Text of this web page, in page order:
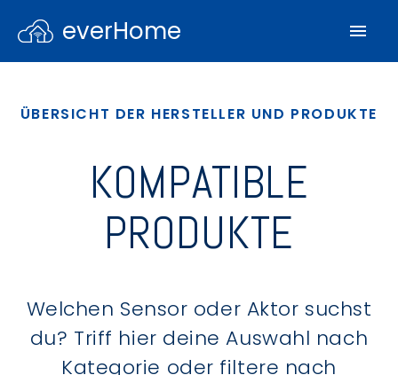
everHome
ÜBERSICHT DER HERSTELLER UND PRODUKTE
KOMPATIBLE
PRODUKTE
Welchen Sensor oder Aktor suchst
du? Triff hier deine Auswahl nach
Kategorie oder filtere nach